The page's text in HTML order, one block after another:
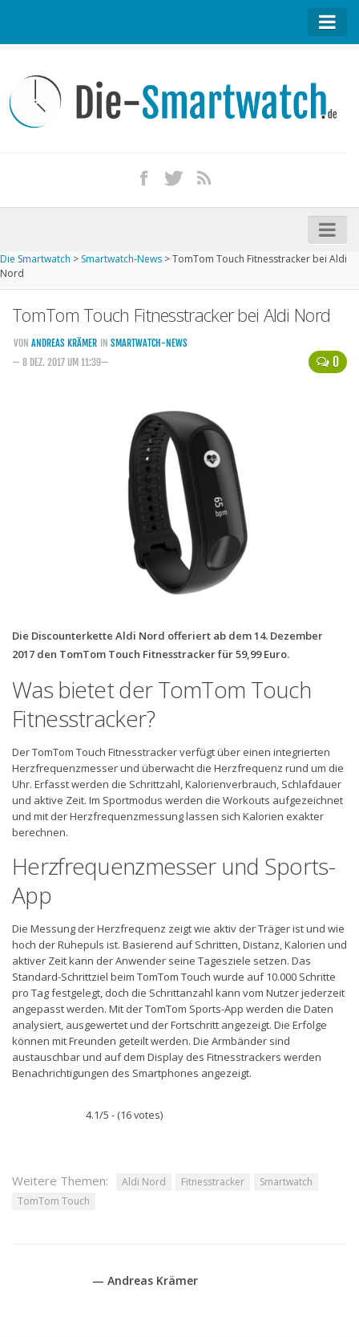
Kontakt / Tipp geben
Impressum
iPhone kaufen
Startseite
Kommende Smartwatches
Marken und Modelle
Smartphonetarife
Datentarife
Smartphonetarife
Prepaid-Tarife
Mobilfunk-Vergleichsrechner
Mobilfunk-Tarifrechner
Flatrate-Datentarife
Die Smartwatch > Smartwatch-News >TomTom Touch Fitnesstracker bei Aldi
Nord
TomTom Touch Fitnesstracker bei Aldi Nord
0
VON ANDREAS KRÄMER IN SMARTWATCH-NEWS
— 8 DEZ. 2017 UM 11:39—
Die Discounterkette Aldi Nord offeriert ab dem 14. Dezember
2017 den TomTom Touch Fitnesstracker für 59,99 Euro.
Was bietet der TomTom Touch
Fitnesstracker?
Der TomTom Touch Fitnesstracker verfügt über einen integrierten
Herzfrequenzmesser und überwacht die Herzfrequenz rund um die
Uhr. Erfasst werden die Schrittzahl, Kalorienverbrauch, Schlafdauer
und aktive Zeit. Im Sportmodus werden die Workouts aufgezeichnet
und mit der Herzfrequenzmessung lassen sich Kalorien exakter
berechnen.
Herzfrequenzmesser und Sports-
App
Die Messung der Herzfrequenz zeigt wie aktiv der Träger ist und wie
hoch der Ruhepuls ist. Basierend auf Schritten, Distanz, Kalorien und
aktiver Zeit kann der Anwender seine Tagesziele setzen. Das
Standard-Schrittziel beim TomTom Touch wurde auf 10.000 Schritte
pro Tag festgelegt, doch die Schrittanzahl kann vom Nutzer jederzeit
angepasst werden. Mit der TomTom Sports-App werden die Daten
analysiert, ausgewertet und der Fortschritt angezeigt. Die Erfolge
können mit Freunden geteilt werden. Die Armbänder sind
austauschbar und auf dem Display des Fitnesstrackers werden
Benachrichtigungen des Smartphones angezeigt.
4.1/5 - (16 votes)
Weitere Themen: Aldi Nord Fitnesstracker
Smartwatch
TomTom Touch
— Andreas Krämer